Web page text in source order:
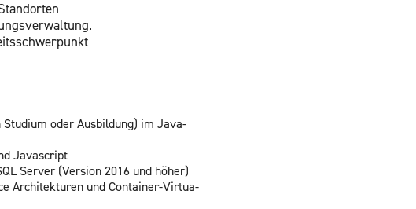
oder Aus­bil­dung) im Java-
Ja­va­script
Ser­ver (Ver­si­on 2016 und höher)
Ar­chi­tek­tu­ren und Con­tai­ner-Vir­tua­